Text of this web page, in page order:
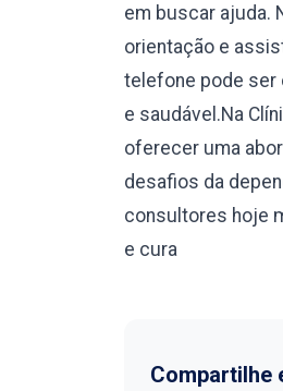
em buscar ajuda.
orientação e
telefone pode ser
e saudável.Na
oferecer uma
desafios da
consultores hoje
e cura
Compartilhe